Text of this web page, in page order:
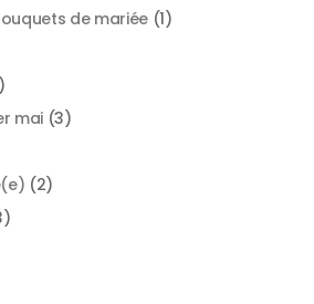
de mariée(1)
mai (3)
(2)